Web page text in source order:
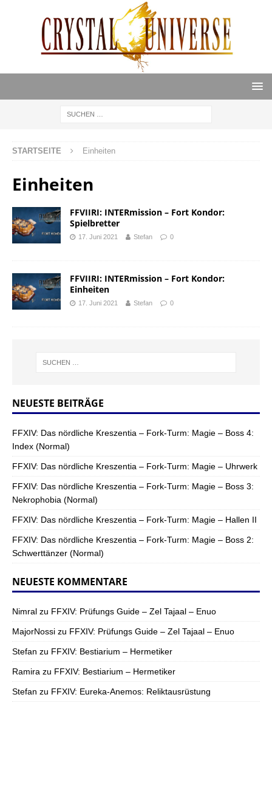
STARTSEITE Einheiten
Einheiten
FFVIIRI: INTERmission – Fort Kondor:
Spielbretter
17. Juni 2021 Stefan 0
FFVIIRI: INTERmission – Fort Kondor:
Einheiten
17. Juni 2021 Stefan 0
NEUESTE BEITRÄGE
FFXIV: Das nördliche Kreszentia – Fork-Turm: Magie – Boss 4:
Index (Normal)
FFXIV: Das nördliche Kreszentia – Fork-Turm: Magie – Uhrwerk
FFXIV: Das nördliche Kreszentia – Fork-Turm: Magie – Boss 3:
Nekrophobia (Normal)
FFXIV: Das nördliche Kreszentia – Fork-Turm: Magie – Hallen II
FFXIV: Das nördliche Kreszentia – Fork-Turm: Magie – Boss 2:
Schwerttänzer (Normal)
NEUESTE KOMMENTARE
Nimral zu FFXIV: Prüfungs Guide – Zel Tajaal – Enuo
MajorNossi zu FFXIV: Prüfungs Guide – Zel Tajaal – Enuo
Stefan zu FFXIV: Bestiarium – Hermetiker
Ramira zu FFXIV: Bestiarium – Hermetiker
Stefan zu FFXIV: Eureka-Anemos: Reliktausrüstung